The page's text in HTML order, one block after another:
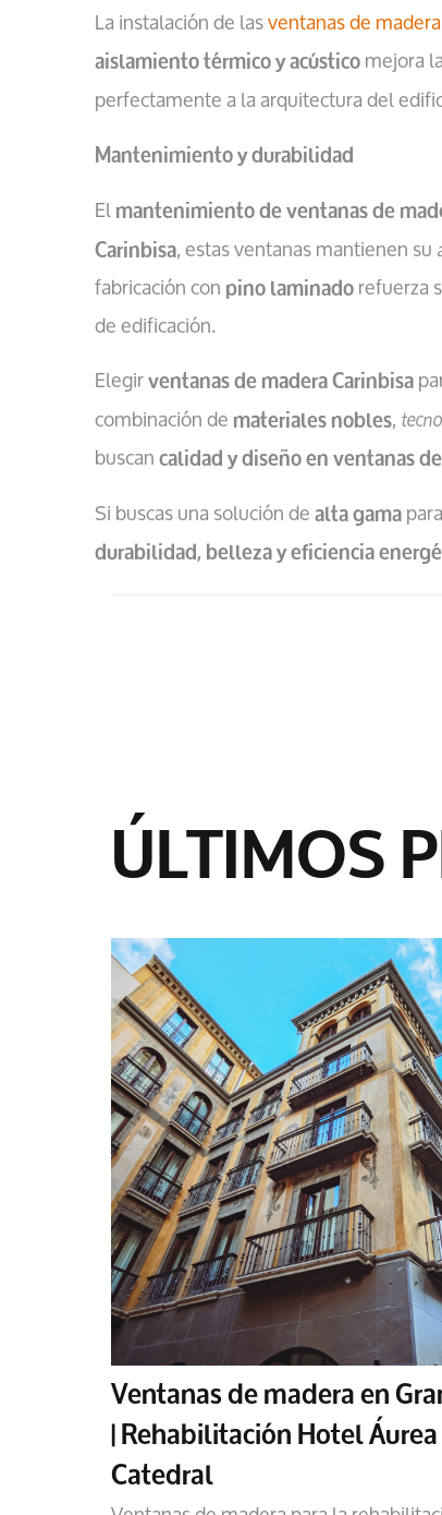
La instalación de lasventanas de
aislamiento térmico y acústico mejora
perfectamente a la arquitectura del
Mantenimiento y durabilidad
El mantenimiento de ventanas de
Carinbisa, estas ventanas mantienen su
fabricación con pino laminado refuerza
de edificación.
Elegirventanas de madera Carinbisa
combinación de materiales nobles,
buscan calidad y diseño en ventanas
Si buscas una solución de alta gama
durabilidad, belleza y eficiencia
ÚLTIMOS
Ventanas de madera en
| Rehabilitación Hotel Áurea
Catedral